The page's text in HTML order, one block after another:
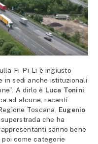
Fi-Pi-Li è ingiusto
in sedi anche istituzionali
A dirlo è Luca Tonini
ad alcune, recenti
Toscana, Eugenio
che ha
sanno bene
come categorie